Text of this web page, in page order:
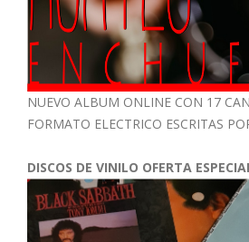
NUEVO ALBUM ONLINE CON 17
FORMATO ELECTRICO ESCRITAS
DISCOS DE VINILO OFERTA